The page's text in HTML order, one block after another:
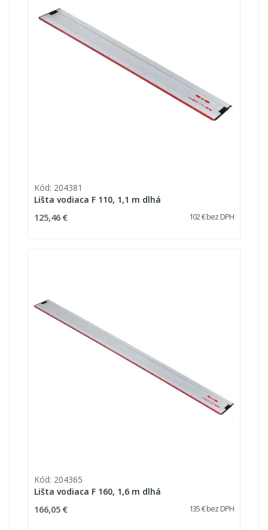
Kód: 204381
Lišta vodiaca F 110, 1,1 m dlhá
125,46 € 102 € bez DPH
Kód: 204365
Lišta vodiaca F 160, 1,6 m dlhá
166,05 € 135 € bez DPH